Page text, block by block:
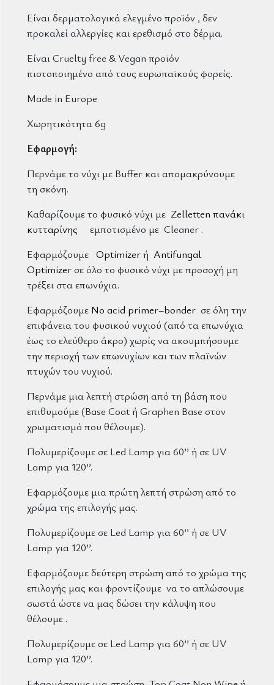
Είναι δερματολογικά ελεγμένο προϊόν , δεν
προκαλεί αλλεργίες και ερεθισμό στο δέρμα.
Είναι Cruelty free & Vegan προϊόν
πιστοποιημένο από τους ευρωπαϊκούς φορείς.
Made in Europe
Χωρητικότητα 6g
Εφαρμογή:
Περνάμε το νύχι με Buffer και απομακρύνουμε
τη σκόνη.
Καθαρίζουμε το φυσικό νύχι με Zelletten πανάκι
κυτταρίνης εμποτισμένο με Cleaner .
Εφαρμόζουμε Optimizerή Antifungal
Optimizerσε όλο το φυσικό νύχι με προσοχή μη
τρέξει στα επωνύχια.
Εφαρμόζουμε No acid primer–bonder σε όλη την
επιφάνεια του φυσικού νυχιού (από τα επωνύχια
έως το ελεύθερο άκρο) χωρίς να ακουμπήσουμε
την περιοχή των επωνυχίων και των πλαϊνών
πτυχών του νυχιού.
Περνάμε μια λεπτή στρώση από τη βάση που
επιθυμούμε (Base Coat ή Graphen Base στον
χρωματισμό που θέλουμε).
Πολυμερίζουμε σε Led Lamp για 60’’ ή σε UV
Lamp για 120’’.
Εφαρμόζουμε μια πρώτη λεπτή στρώση από το
χρώμα της επιλογής μας.
Πολυμερίζουμε σε Led Lamp για 60’’ ή σε UV
Lamp για 120’’.
Εφαρμόζουμε δεύτερη στρώση από το χρώμα της
επιλογής μας και φροντίζουμε να το απλώσουμε
σωστά ώστε να μας δώσει την κάλυψη που
θέλουμε .
Πολυμερίζουμε σε Led Lamp για 60’’ ή σε UV
Lamp για 120’’.